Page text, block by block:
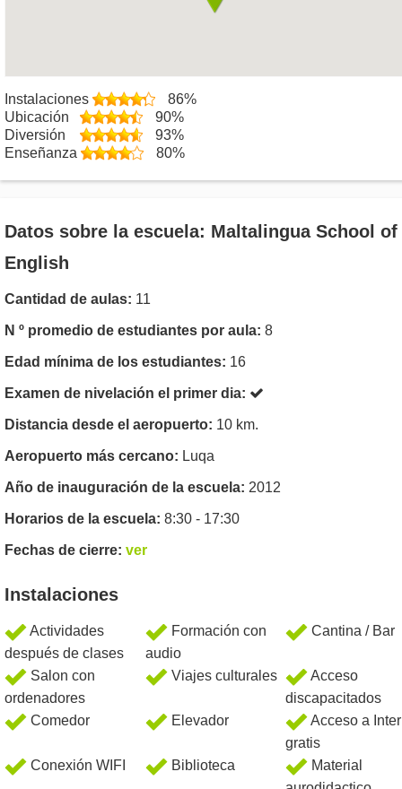
Instalaciones
86%
Ubicación
90%
Diversión
93%
Enseñanza
80%
Datos sobre la escuela: Maltalingua School of
English
Cantidad de aulas: 11
N º promedio de estudiantes por aula: 8
Edad mínima de los estudiantes: 16
Examen de nivelación el primer dia:
Distancia desde el aeropuerto: 10 km.
Aeropuerto más cercano: Luqa
Año de inauguración de la escuela: 2012
Horarios de la escuela: 8:30 - 17:30
Fechas de cierre: ver
Instalaciones
Actividades
después de clases
Formación con
audio
Cantina / Bar
Salon con
ordenadores
Viajes culturales
Acceso
discapacitados
Comedor
Elevador
Acceso a
gratis
Conexión WIFI
Biblioteca
Material